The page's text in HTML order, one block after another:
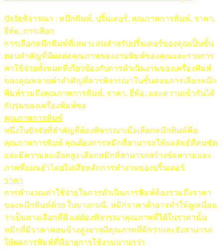
ปัจจัยพิจารณา : หมึกพิมพ์, ปริ้นเตอร์, คุณภาพการพิมพ์, ราคา,
ยี่ห้อ, การเลือก
การเลือกหมึกพิมพ์ที่เหมาะสมสำหรับปริ้นเตอร์ของคุณเป็นขั้น
ตอนสำคัญที่มีผลต่อคุณภาพของงานพิมพ์ของคุณและรายการ
ค่าใช้จ่ายทั้งหมดที่เกี่ยวข้องกับการดำเนินงานของเครื่องพิมพ์
ของคุณหลายคำสำคัญที่ควรพิจารณาในขั้นตอนการเลือกหมึก
พิมพ์รวมถึงคุณภาพการพิมพ์, ราคา, ยี่ห้อ, และความเข้ากันได้
กับรุ่นของเครื่องพิมพ์ขอ
คุณภาพการพิมพ์
หนึ่งในปัจจัยที่สำคัญที่ต้องพิจารณาเมื่อเลือกหมึกพิมพ์คือ
คุณภาพการพิมพ์ คุณต้องการหมึกที่สามารถให้ผลลัพธ์ที่คมชัด
และมีความละเอียดสูง เลือกหมึกที่สามารถสร้างข้อความและ
ภาพที่แม่นยำโดยไม่เสียหลักการทำงานของปริ้นเตอร์
ราคา
การคำนวณค่าใช้จ่ายในการดำเนินการพิมพ์ต้องรวมถึงราคา
ของหมึกพิมพ์ด้วย ในบางกรณี, หมึกราคาต่ำอาจทำให้ดูเหมือน
ว่าเป็นทางเลือกที่ดี แต่ต้องพิจารณาคุณภาพที่ได้ในราคานั้น
หมึกที่มีราคาค่อนข้างสูงอาจมีคุณภาพที่ดีกว่าและยังสามารถ
ให้ผลการพิมพ์ที่มีอายุการใช้งานนานกว่า